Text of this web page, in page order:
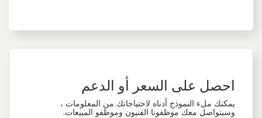
احصل على السعر أو الدعم
يمكنك ملء النموذج أدناه لاحتياجاتك من المعلومات ،
وسيتواصل معك موظفونا الفنيون وموظفو المبيعات.